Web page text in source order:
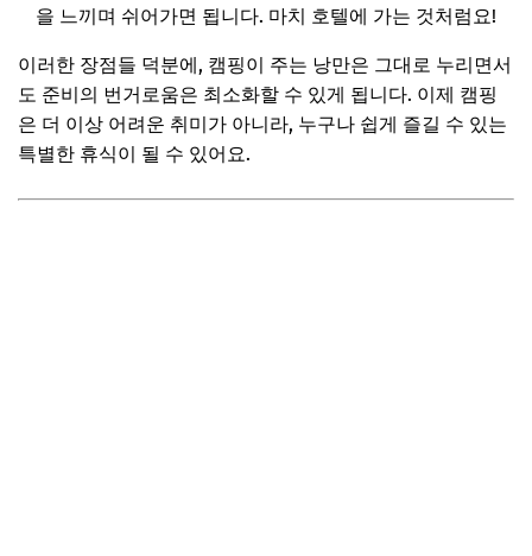
Q. 캠핑장 에티켓은 무엇인가요?
📌 지금 뜨는 꿀정보! 놓치지 마세요
추가할인 코드 WRVE6
마무리 및 팁: 장비 없이도 충분히 즐기는 캠핑, 지금 바로 떠
나세요!
을 느끼며 쉬어가면 됩니다. 마치 호텔에 가는 것처럼요!
이러한 장점들 덕분에, 캠핑이 주는 낭만은 그대로 누리면서
도 준비의 번거로움은 최소화할 수 있게 됩니다. 이제 캠핑
은 더 이상 어려운 취미가 아니라, 누구나 쉽게 즐길 수 있는
특별한 휴식이 될 수 있어요.